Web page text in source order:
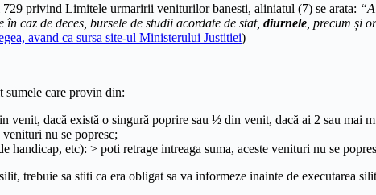
privind Limitele urmaririi veniturilor banesti, aliniatul (7) se arata:
caz de deces, bursele de studii acordate de stat, diurnele , precum și
avand ca sursa site-ul Ministerului Justitiei)
care provin din:
venit, dacă există o singură poprire sau ½ din venit, dacă ai 2 sau mai
nu se popresc;
etc): > poti retrage intreaga suma, aceste venituri nu se
trebuie sa stiti ca era obligat sa va informeze inainte de executarea